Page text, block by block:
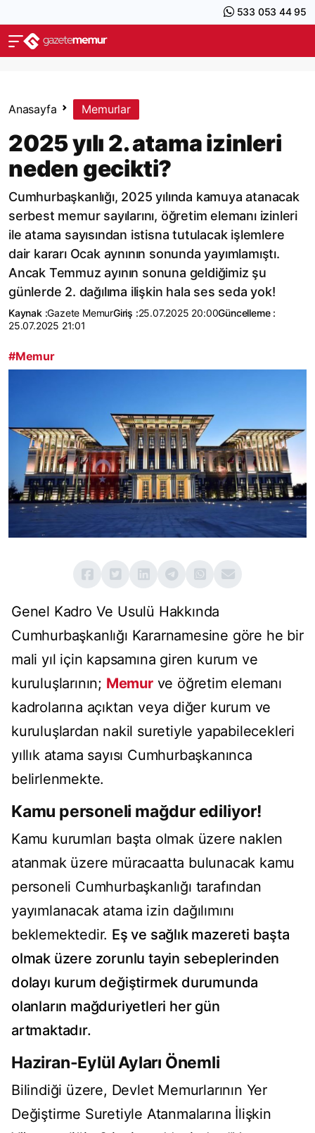
533 053 44 95
Anasayfa Memurlar
2025 yılı 2. atama izinleri
neden gecikti?
Cumhurbaşkanlığı, 2025 yılında kamuya atanacak
serbest memur sayılarını, öğretim elemanı izinleri
ile atama sayısından istisna tutulacak işlemlere
dair kararı Ocak aynının sonunda yayımlamıştı.
Ancak Temmuz ayının sonuna geldiğimiz şu
günlerde 2. dağılıma ilişkin hala ses seda yok!
Kaynak :Gazete MemurGiriş :25.07.2025 20:00Güncelleme :
25.07.2025 21:01
#Memur
Genel Kadro Ve Usulü Hakkında
Cumhurbaşkanlığı Kararnamesine göre he bir
mali yıl için kapsamına giren kurum ve
kuruluşlarının; Memurve öğretim elemanı
kadrolarına açıktan veya diğer kurum ve
kuruluşlardan nakil suretiyle yapabilecekleri
yıllık atama sayısı Cumhurbaşkanınca
belirlenmekte.
Kamu personeli mağdur ediliyor!
Kamu kurumları başta olmak üzere naklen
atanmak üzere müracaatta bulunacak kamu
personeli Cumhurbaşkanlığı tarafından
yayımlanacak atama izin dağılımını
beklemektedir. Eş ve sağlık mazereti başta
olmak üzere zorunlu tayin sebeplerinden
dolayı kurum değiştirmek durumunda
olanların mağduriyetleri her gün
artmaktadır.
Haziran-Eylül Ayları Önemli
Bilindiği üzere, Devlet Memurlarının Yer
Değiştirme Suretiyle Atanmalarına İlişkin